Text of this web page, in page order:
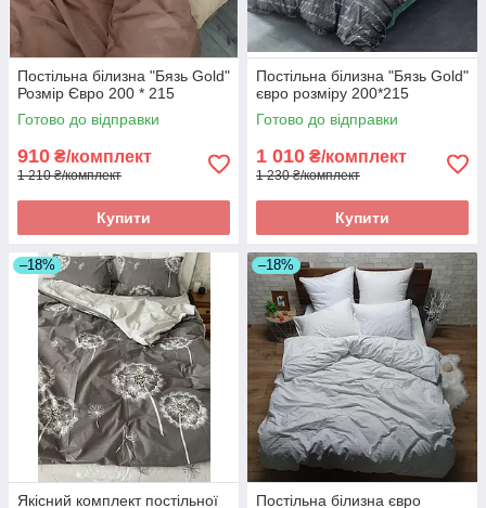
Постільна білизна "Бязь Gold"
Розмір Євро 200 * 215
Готово до відправки
910 ₴/комплект
1 210 ₴/комплект
Купити
Постільна білизна "Бязь Gold"
євро розміру 200*215
Готово до відправки
1 010 ₴/комплект
1 230 ₴/комплект
Купити
–18%
Якісний комплект постільної
–18%
Постільна білизна євро